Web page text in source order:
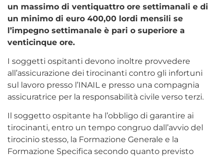
un massimo di ventiquattro ore settimanali e di
un minimo di euro 400,00 lordi mensili se
l’impegno settimanale è pari o superiore a
venticinque ore.
I soggetti ospitanti devono inoltre provvedere
all’assicurazione dei tirocinanti contro gli infortuni
sul lavoro presso l’INAIL e presso una compagnia
assicuratrice per la responsabilità civile verso terzi.
Il soggetto ospitante ha l’obbligo di garantire ai
tirocinanti, entro un tempo congruo dall’avvio del
tirocinio stesso, la Formazione Generale e la
Formazione Specifica secondo quanto previsto